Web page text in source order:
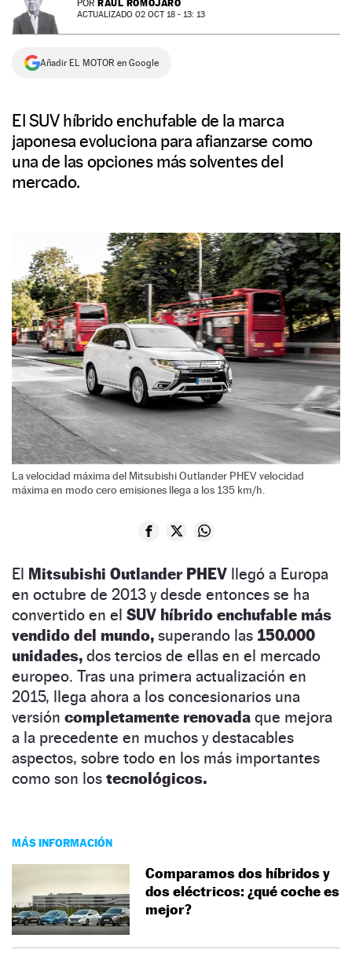
NEWSLETTER
SÍGUENOS
POR RAÚL ROMOJARO
ACTUALIZADO 02 OCT 18 - 13: 13
Añadir EL MOTOR en Google
El SUV híbrido enchufable de la marca
japonesa evoluciona para afianzarse como
una de las opciones más solventes del
mercado.
La velocidad máxima del Mitsubishi Outlander PHEV velocidad
máxima en modo cero emisiones llega a los 135 km/h.
El Mitsubishi Outlander PHEV llegó a Europa
en octubre de 2013 y desde entonces se ha
convertido en el SUV híbrido enchufable más
vendido del mundo, superando las 150.000
unidades, dos tercios de ellas en el mercado
europeo. Tras una primera actualización en
2015, llega ahora a los concesionarios una
versión completamente renovada que mejora
a la precedente en muchos y destacables
aspectos, sobre todo en los más importantes
como son los tecnológicos.
MÁS INFORMACIÓN
Comparamos dos híbridos y
dos eléctricos: ¿qué coche es
mejor?